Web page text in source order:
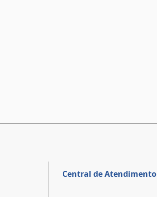
Central de Atendimento